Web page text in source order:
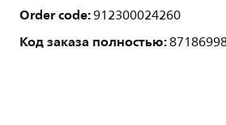
Order code:912300024260
Код заказа полностью: